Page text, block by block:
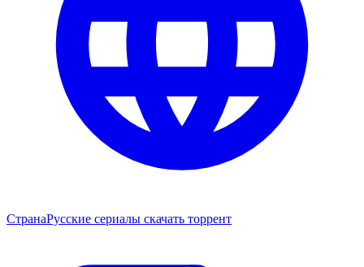
СтранаРусские сериалы скачать торрент